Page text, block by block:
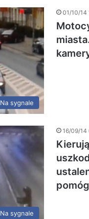
Na sygnale
01/10/14
Na sygnale
16/09/14